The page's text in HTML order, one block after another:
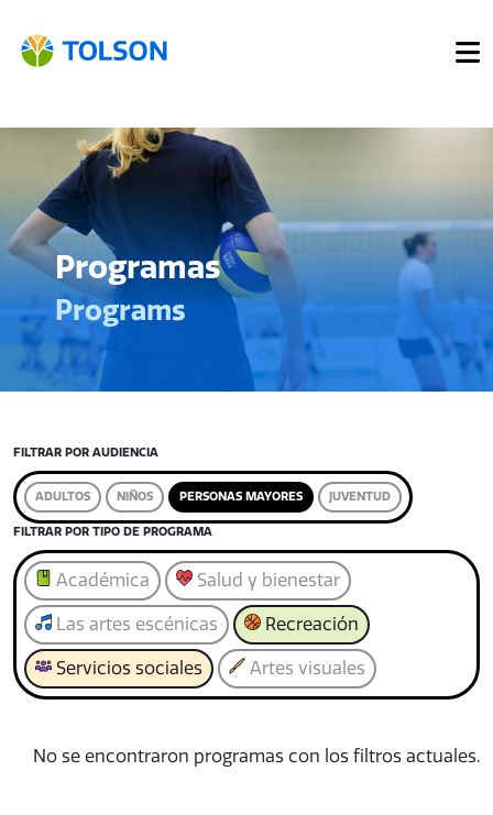
Programas
Programs
FILTRAR POR AUDIENCIA
ADULTOS NIÑOS PERSONAS MAYORES JUVENTUD
FILTRAR POR TIPO DE PROGRAMA
Académica Salud y bienestar
Las artes escénicas Recreación
Servicios sociales Artes visuales
No se encontraron programas con los filtros actuales.